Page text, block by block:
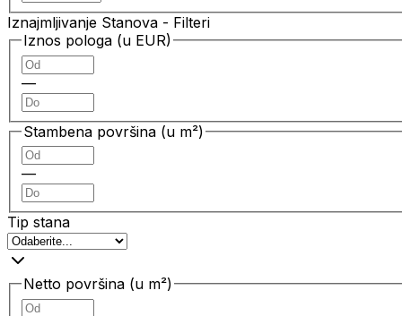
Iznajmljivanje Stanova - Filteri
Iznos pologa (u EUR)
—
Stambena površina (u m²)
—
Tip stana
Netto površina (u m²)